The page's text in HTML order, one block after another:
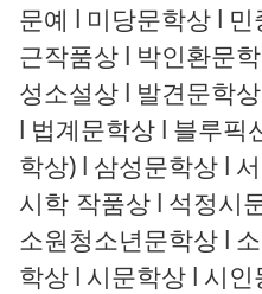
문예 l 미당문학상 l 민
근작품상 l 박인환문
성소설상 l 발견문학상
l 법계문학상 l 블루픽
학상) l 삼성문학상 l
시학 작품상 l 석정시
소원청소년문학상 l
학상 l 시문학상 l 시